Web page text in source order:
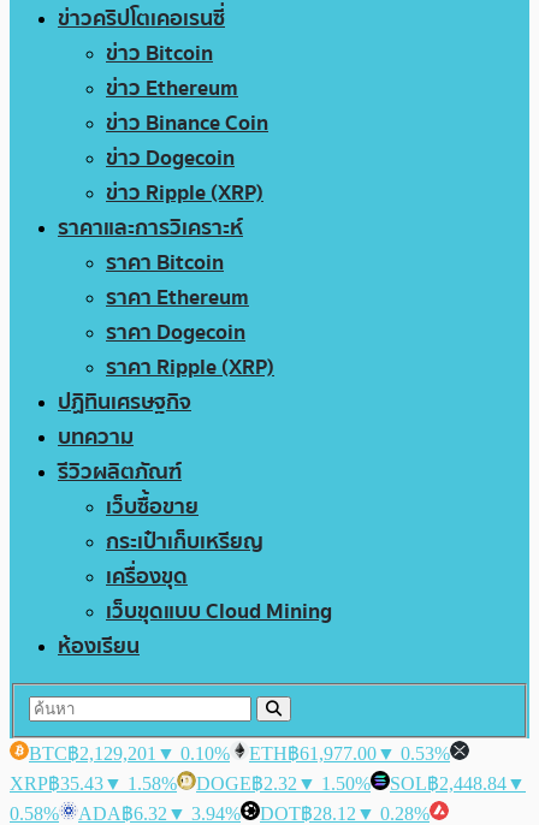
ข่าวคริปโตเคอเรนซี่
ข่าว Bitcoin
ข่าว Ethereum
ข่าว Binance Coin
ข่าว Dogecoin
ข่าว Ripple (XRP)
ราคาและการวิเคราะห์
ราคา Bitcoin
ราคา Ethereum
ราคา Dogecoin
ราคา Ripple (XRP)
ปฏิทินเศรษฐกิจ
บทความ
รีวิวผลิตภัณฑ์
เว็บซื้อขาย
กระเป๋าเก็บเหรียญ
เครื่องขุด
เว็บขุดแบบ Cloud Mining
ห้องเรียน
BTC฿2,129,201 ▼ 0.10% ETH฿61,977.00▼ 0.53%
XRP฿35.43▼ 1.58% DOGE฿2.32 ▼ 1.50% SOL฿2,448.84▼
0.58%
ADA฿6.32 ▼ 3.94% DOT฿28.12 ▼ 0.28%